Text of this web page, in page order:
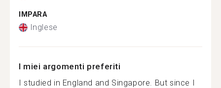
IMPARA
Inglese
I miei argomenti preferiti
I studied in England and Singapore. But since I